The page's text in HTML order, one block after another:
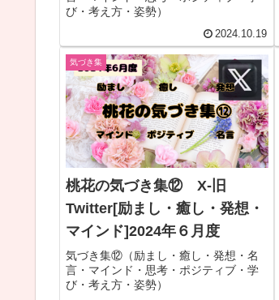
び・考え方・姿勢）
2024.10.19
気づき集
桃花の気づき集⑫ X-旧
Twitter[励まし・癒し・発想・
マインド]2024年６月度
気づき集⑫（励まし・癒し・発想・名
言・マインド・思考・ポジティブ・学
び・考え方・姿勢）